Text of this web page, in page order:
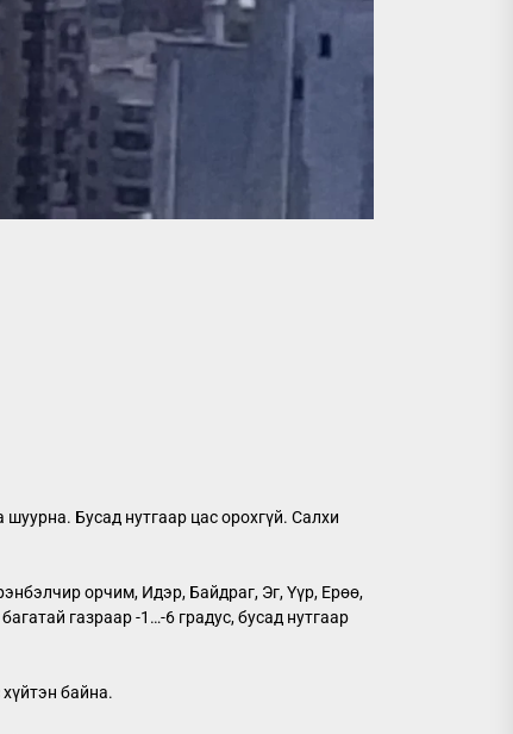
Бусад нутгаар цас орохгүй. Салхи
орчим, Идэр, Байдраг, Эг, Үүр, Ерөө,
газраар -1…-6 градус, бусад нутгаар
байна.